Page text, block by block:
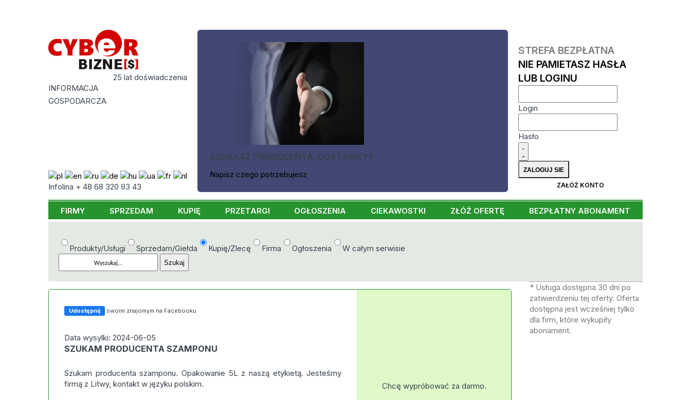
25 lat doświadczenia
INFORMACJA
GOSPODARCZA
Infolina + 48 68 320 93 43
SZUKASZ PRODUCENTA, DOSTAWCY?
Napisz czego potrzebujesz
STREFA BEZPŁATNA
NIE PAMIETASZ HASŁA
LUB LOGINU
Login
Hasło
ZAŁÓŻ KONTO
FIRMY SPRZEDAM KUPIĘ PRZETARGI OGŁOSZENIA CIEKAWOSTKI ZŁÓŻ OFERTĘ BEZPŁATNY ABONAMENT
Produkty/Usługi Sprzedam/Giełda Kupię/Zlecę Firma Ogłoszenia W całym serwisie
Udostępnij swoim znajomym na Facebooku
Data wysylki: 2024-06-05
SZUKAM PRODUCENTA SZAMPONU
Szukam producenta szamponu. Opakowanie 5L z naszą etykietą. Jesteśmy
firmą z Litwy, kontakt w języku polskim.
Chcę wypróbować za darmo.
* Usługa dostępna 30 dni po
zatwierdzeniu tej oferty. Oferta
dostępna jest wcześniej tylko
dla firm, które wykupiły
abonament.